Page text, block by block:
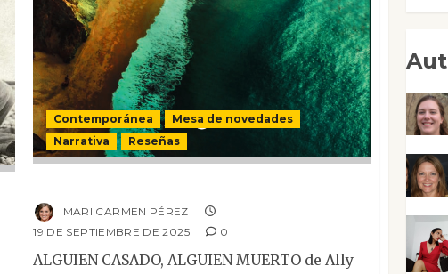
Contemporánea
Mesa de novedades
Narrativa
Reseñas
MARI CARMEN PÉREZ
19 DE SEPTIEMBRE DE 2025
0
ALGUIEN CASADO, ALGUIEN MUERTO de Ally